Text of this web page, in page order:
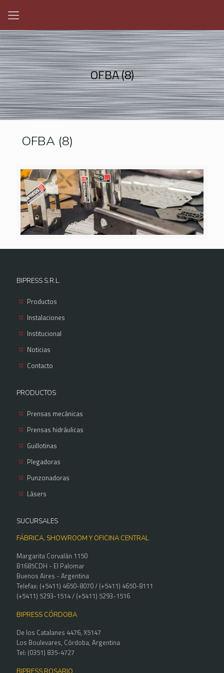
OFBA (8)
OFBA (8)
BIPRESS S.R.L.
Productos
Instalaciones
Institucional
Noticias
Contacto
PRODUCTOS
Prensas mecánicas
Prensas hidráulicas
Guillotinas
Plegadoras
Punzonadoras
Lásers
SUCURSALES
FÁBRICA, SHOWROOM Y OFICINA CENTRAL
Margarita Corvalán 1150
B1685CDH - El Palomar
Buenos Aires - Argentina
Telefax: (+5411) 4650-8070 / (+5411) 4650-8111
(+5411) 5293-1514 / (+5411) 5293-1516
BIPRESS CÓRDOBA
De los Catalanes 4476, X5147
Los Boulevares, Córdoba, Argentina
Tel: (0351) 835-4727